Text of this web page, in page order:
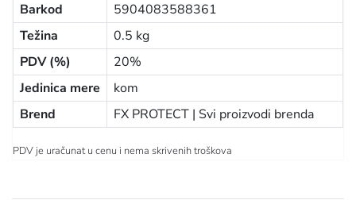
Barkod
5904083588361
Težina
0.5 kg
PDV (%)
20%
Jedinica mere
kom
Brend
FX PROTECT | Svi proizvodi brenda
PDV je uračunat u cenu i nema skrivenih troškova